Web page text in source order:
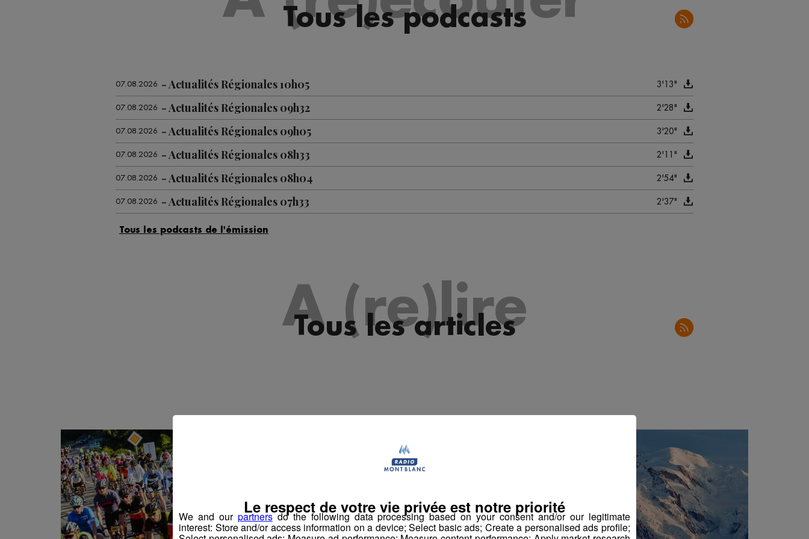
Tous les podcasts
07.08.2026 Actualités Régionales 10h05 3'13"
07.08.2026 Actualités Régionales 09h32 2'28"
07.08.2026 Actualités Régionales 09h05 3'20"
07.08.2026 Actualités Régionales 08h33 2'11"
07.08.2026 Actualités Régionales 08h04 2'54"
07.08.2026 Actualités Régionales 07h33 2'37"
07.08.2026 Actualités Régionales 07h03
Actualités Régionales 09h04
Actualités Régionales 08h33
Actualités Régionales 10h04
05.08.2026 Actualités Régionales 09h33
05.08.2026 Actualités Régionales 09h04 2'50"
05.08.2026 Actualités Régionales 08h34 2'31"
05.08.2026 Actualités Régionales 08h04 2'34"
05.08.2026 Actualités Régionales 07h34 2'34"
A (re)lire
Tous les articles
We and our partnersdo the following data processing based on your consent and/or our legitimate
interest: Store and/or access information on a device; Select basic ads; Create a personalised ads profile;
Le respect de votre vie privée est notre priorité